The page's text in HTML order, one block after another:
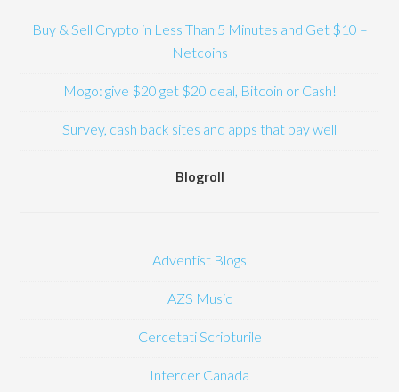
Buy & Sell Crypto in Less Than 5 Minutes and Get $10 –
Netcoins
Mogo: give $20 get $20 deal, Bitcoin or Cash!
Survey, cash back sites and apps that pay well
Blogroll
Adventist Blogs
AZS Music
Cercetati Scripturile
Intercer Canada